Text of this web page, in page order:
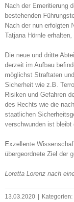
Nach der Emeritierung
bestehenden
Nach der nun erfolgten
Tatjana Hörnle
Die neue und dritte
derzeit im Aufbau
möglichst Straftaten
Sicherheit wie z.B.
Risiken und Gefahren
des Rechts wie die
staatlichen
verschwunden ist
Exzellente
übergeordnete Ziel der
Loretta Lorenz nach
13.03.2020 Kategorien: